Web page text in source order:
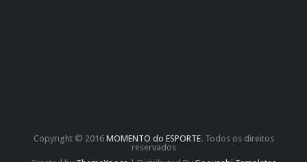
Copyright © 2016 MOMENTO do ESPORTE. Todos os direitos
reservados